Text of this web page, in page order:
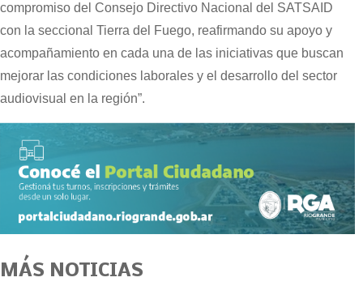
compromiso del Consejo Directivo Nacional del SATSAID
con la seccional Tierra del Fuego, reafirmando su apoyo y
acompañamiento en cada una de las iniciativas que buscan
mejorar las condiciones laborales y el desarrollo del sector
audiovisual en la región”.
MÁS NOTICIAS